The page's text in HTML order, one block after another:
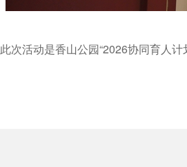
此次活动是香山公园“2026协同育人